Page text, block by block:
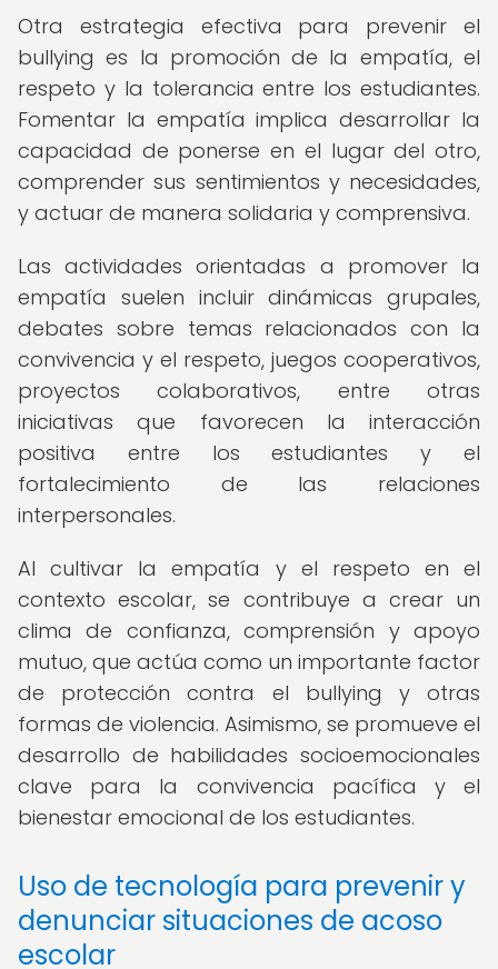
Otra estrategia efectiva para prevenir el
bullying es la promoción de la empatía, el
respeto y la tolerancia entre los estudiantes.
Fomentar la empatía implica desarrollar la
capacidad de ponerse en el lugar del otro,
comprender sus sentimientos y necesidades,
y actuar de manera solidaria y comprensiva.
Las actividades orientadas a promover la
empatía suelen incluir dinámicas grupales,
debates sobre temas relacionados con la
convivencia y el respeto, juegos cooperativos,
proyectos colaborativos, entre otras
iniciativas que favorecen la interacción
positiva entre los estudiantes y el
fortalecimiento de las relaciones
interpersonales.
Al cultivar la empatía y el respeto en el
contexto escolar, se contribuye a crear un
clima de confianza, comprensión y apoyo
mutuo, que actúa como un importante factor
de protección contra el bullying y otras
formas de violencia. Asimismo, se promueve el
desarrollo de habilidades socioemocionales
clave para la convivencia pacífica y el
bienestar emocional de los estudiantes.
Uso de tecnología para prevenir y
denunciar situaciones de acoso
escolar